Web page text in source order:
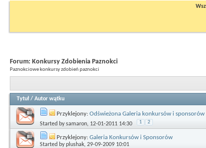
Forum: Konkursy Zdobienia Paznokci
Paznokciowe konkursy zdobień paznokci
Tytuł / Autor wątku
Przyklejony: Odświeżona Galeria konkursów i sponsorów
Started bysamaron, 12-01-2011 14:30 1 2
Przyklejony: Galeria Konkursów i Sponsorów
Started byplushak, 29-09-2009 10:01